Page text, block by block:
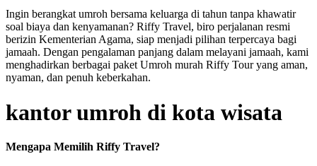
Ingin berangkat umroh bersama keluarga di tahun tanpa khawatir
soal biaya dan kenyamanan? Riffy Travel, biro perjalanan resmi
berizin Kementerian Agama, siap menjadi pilihan terpercaya bagi
jamaah. Dengan pengalaman panjang dalam melayani jamaah, kami
menghadirkan berbagai paket Umroh murah Riffy Tour yang aman,
nyaman, dan penuh keberkahan.
kantor umroh di kota wisata
Mengapa Memilih Riffy Travel?